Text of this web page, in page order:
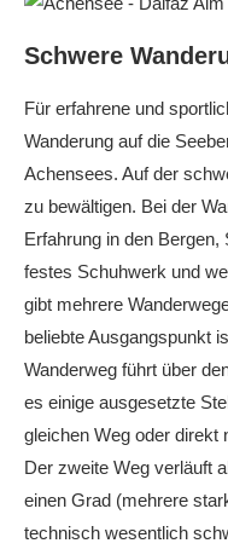
Schwere
Für erfahrene und
Wanderung auf die
Achensees. Auf der
zu bewältigen. Bei der
Erfahrung in den Bergen,
festes Schuhwerk und
gibt mehrere
beliebte Ausgangspunkt
Wanderweg führt über
es einige ausgesetzte
gleichen Weg oder direkt
Der zweite Weg verläuft
einen Grad (mehrere
technisch wesentlich